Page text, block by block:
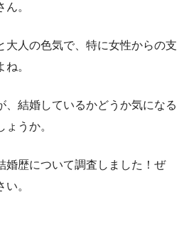
。
大人の色気で、特に女性からの支
。
、結婚しているかどうか気になる
うか。
婚歴について調査しました！ぜ
。